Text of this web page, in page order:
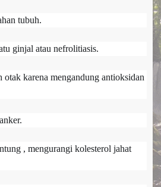
tubuh.
ginjal atau nefrolitiasis.
otak karena mengandung antioksidan
, mengurangi kolesterol jahat